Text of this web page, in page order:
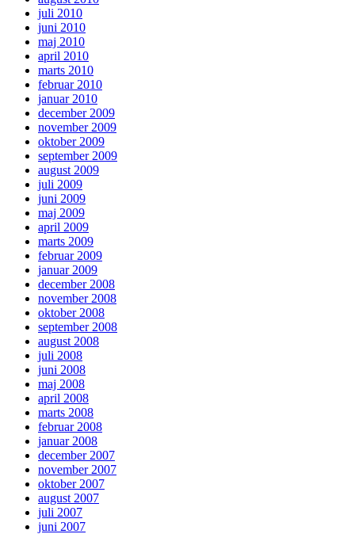
juli 2010
juni 2010
maj 2010
april 2010
marts 2010
februar 2010
januar 2010
december 2009
november 2009
oktober 2009
september 2009
august 2009
juli 2009
juni 2009
maj 2009
april 2009
marts 2009
februar 2009
januar 2009
december 2008
november 2008
oktober 2008
september 2008
august 2008
juli 2008
juni 2008
maj 2008
april 2008
marts 2008
februar 2008
januar 2008
december 2007
november 2007
oktober 2007
august 2007
juli 2007
juni 2007